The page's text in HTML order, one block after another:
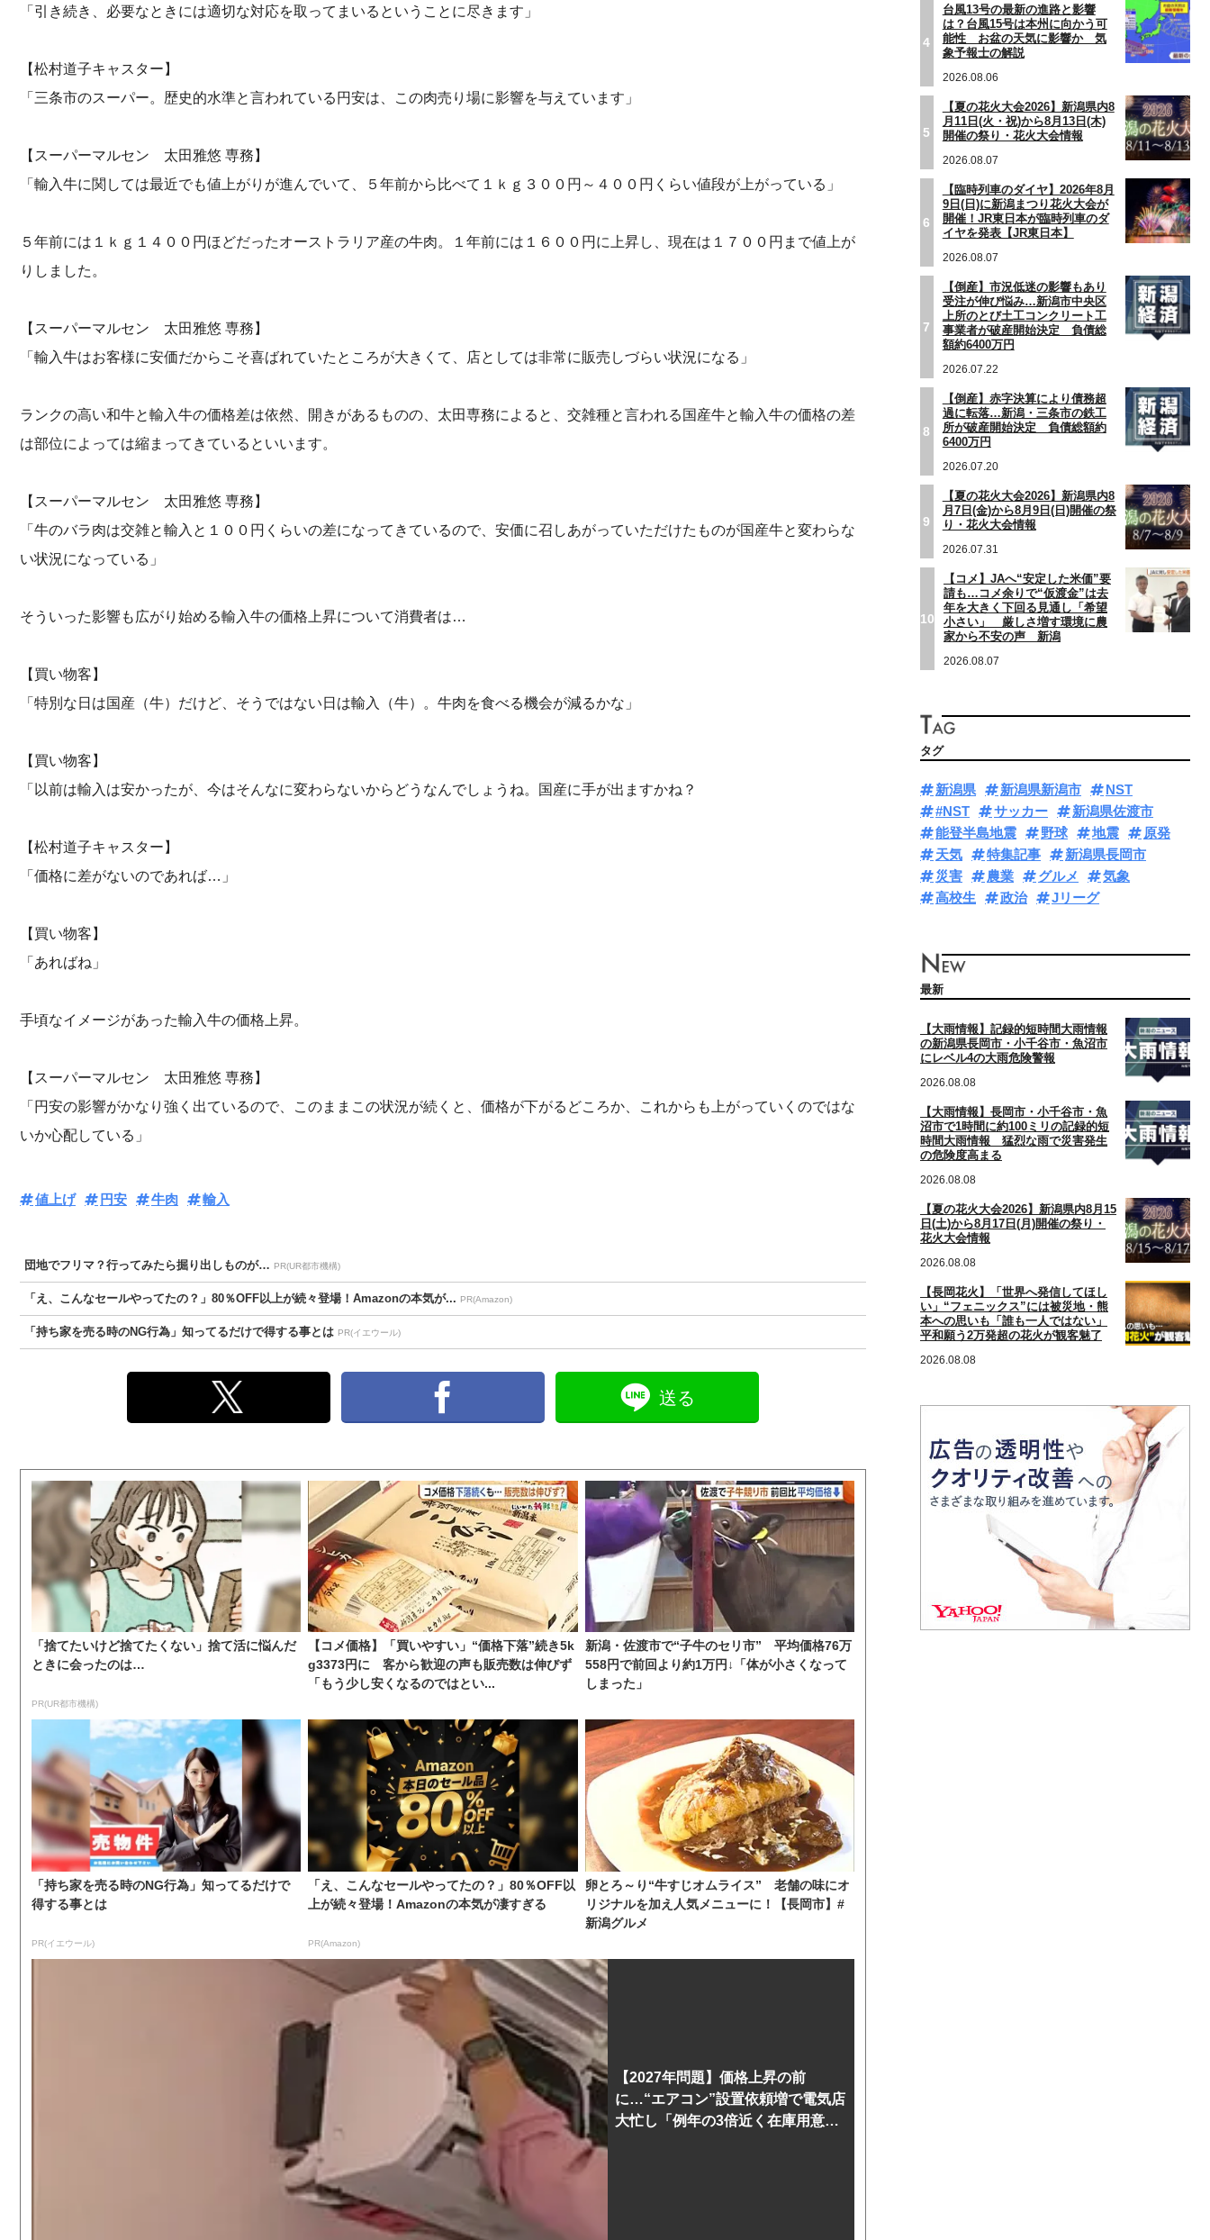
「引き続き、必要なときには適切な対応を取ってまいるということに尽きます」
【松村道子キャスター】
「三条市のスーパー。歴史的水準と言われている円安は、この肉売り場に影響を与えています」
【スーパーマルセン 太田雅悠 専務】
「輸入牛に関しては最近でも値上がりが進んでいて、５年前から比べて１ｋｇ３００円～４００円くらい値段が上がっている」
５年前には１ｋｇ１４００円ほどだったオーストラリア産の牛肉。１年前には１６００円に上昇し、現在は１７００円まで値上が
りしました。
【スーパーマルセン 太田雅悠 専務】
「輸入牛はお客様に安価だからこそ喜ばれていたところが大きくて、店としては非常に販売しづらい状況になる」
ランクの高い和牛と輸入牛の価格差は依然、開きがあるものの、太田専務によると、交雑種と言われる国産牛と輸入牛の価格の差
は部位によっては縮まってきているといいます。
【スーパーマルセン 太田雅悠 専務】
「牛のバラ肉は交雑と輸入と１００円くらいの差になってきているので、安価に召しあがっていただけたものが国産牛と変わらな
い状況になっている」
そういった影響も広がり始める輸入牛の価格上昇について消費者は…
【買い物客】
「特別な日は国産（牛）だけど、そうではない日は輸入（牛）。牛肉を食べる機会が減るかな」
【買い物客】
「以前は輸入は安かったが、今はそんなに変わらないからどうなんでしょうね。国産に手が出ますかね？
【松村道子キャスター】
「価格に差がないのであれば…」
【買い物客】
「あればね」
手頃なイメージがあった輸入牛の価格上昇。
【スーパーマルセン 太田雅悠 専務】
「円安の影響がかなり強く出ているので、このままこの状況が続くと、価格が下がるどころか、これからも上がっていくのではな
いか心配している」
値上げ 円安 牛肉 輸入
団地でフリマ？行ってみたら掘り出しものが… PR(UR都市機構)
「え、こんなセールやってたの？」80％OFF以上が続々登場！Amazonの本気が... PR(Amazon)
「持ち家を売る時のNG行為」知ってるだけで得する事とは PR(イエウール)
送る
「捨てたいけど捨てたくない」捨て活に悩んだ
ときに会ったのは…
PR(UR都市機構)
【コメ価格】「買いやすい」“価格下落”続き5k
g3373円に 客から歓迎の声も販売数は伸びず
「もう少し安くなるのではとい...
新潟・佐渡市で“子牛のセリ市” 平均価格76万
558円で前回より約1万円↓「体が小さくなって
しまった」
「持ち家を売る時のNG行為」知ってるだけで
得する事とは
PR(イエウール)
「え、こんなセールやってたの？」80％OFF以
上が続々登場！Amazonの本気が凄すぎる
PR(Amazon)
卵とろ～り“牛すじオムライス” 老舗の味にオ
リジナルを加え人気メニューに！【長岡市】#
新潟グルメ
【2027年問題】価格上昇の前
に…“エアコン”設置依頼増で電気店
大忙し「例年の3倍近く在庫用意」
4
台風13号の最新の進路と影響
は？台風15号は本州に向かう可
能性 お盆の天気に影響か 気
象予報士の解説
2026.08.06
5
【夏の花火大会2026】新潟県内8
月11日(火・祝)から8月13日(木)
開催の祭り・花火大会情報
2026.08.07
6
【臨時列車のダイヤ】2026年8月
9日(日)に新潟まつり花火大会が
開催！JR東日本が臨時列車のダ
イヤを発表【JR東日本】
2026.08.07
7
【倒産】市況低迷の影響もあり
受注が伸び悩み…新潟市中央区
上所のとび土工コンクリート工
事業者が破産開始決定 負債総
額約6400万円
2026.07.22
8
【倒産】赤字決算により債務超
過に転落…新潟・三条市の鉄工
所が破産開始決定 負債総額約
6400万円
2026.07.20
9
【夏の花火大会2026】新潟県内8
月7日(金)から8月9日(日)開催の祭
り・花火大会情報
2026.07.31
10
【コメ】JAへ“安定した米価”要
請も…コメ余りで“仮渡金”は去
年を大きく下回る見通し「希望
小さい」 厳しさ増す環境に農
家から不安の声 新潟
2026.08.07
タグ
新潟県 新潟県新潟市
NST
#NST
サッカー
新潟県佐渡市
能登半島地震
野球 地震
原発
天気
特集記事
新潟県長岡市
災害
農業 グルメ
気象
高校生
政治 Jリーグ
最新
【大雨情報】記録的短時間大雨情報
の新潟県長岡市・小千谷市・魚沼市
にレベル4の大雨危険警報
2026.08.08
【大雨情報】長岡市・小千谷市・魚
沼市で1時間に約100ミリの記録的短
時間大雨情報 猛烈な雨で災害発生
の危険度高まる
2026.08.08
【夏の花火大会2026】新潟県内8月15
日(土)から8月17日(月)開催の祭り・
花火大会情報
2026.08.08
【長岡花火】「世界へ発信してほし
い」“フェニックス”には被災地・熊
本への思いも「誰も一人ではない」
平和願う2万発超の花火が観客魅了
2026.08.08